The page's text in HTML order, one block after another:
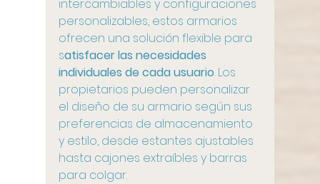
intercambiables y configuraciones
personalizables, estos armarios
ofrecen una solución flexible para
satisfacer las necesidades
individuales de cada usuario. Los
propietarios pueden personalizar
el diseño de su armario según sus
preferencias de almacenamiento
y estilo, desde estantes ajustables
hasta cajones extraíbles y barras
para colgar.